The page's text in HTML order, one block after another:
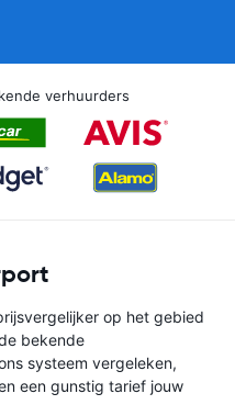
verhuurders
op het gebied
bekende
systeem vergeleken,
een gunstig tarief jouw